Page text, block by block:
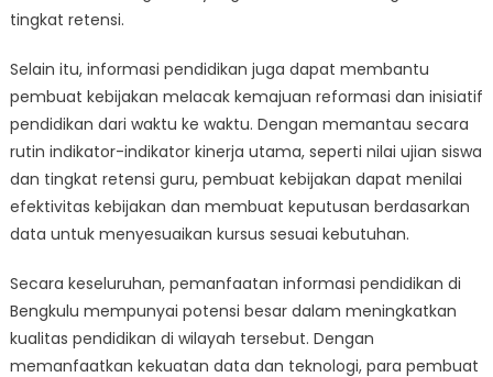
tingkat retensi.
Selain itu, informasi pendidikan juga dapat membantu
pembuat kebijakan melacak kemajuan reformasi dan inisiatif
pendidikan dari waktu ke waktu. Dengan memantau secara
rutin indikator-indikator kinerja utama, seperti nilai ujian siswa
dan tingkat retensi guru, pembuat kebijakan dapat menilai
efektivitas kebijakan dan membuat keputusan berdasarkan
data untuk menyesuaikan kursus sesuai kebutuhan.
Secara keseluruhan, pemanfaatan informasi pendidikan di
Bengkulu mempunyai potensi besar dalam meningkatkan
kualitas pendidikan di wilayah tersebut. Dengan
memanfaatkan kekuatan data dan teknologi, para pembuat